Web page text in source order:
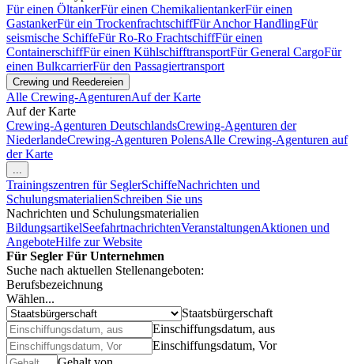
Für einen ÖltankerFür einen ChemikalientankerFür einen
GastankerFür ein TrockenfrachtschiffFür Anchor HandlingFür
seismische SchiffeFür Ro-Ro FrachtschiffFür einen
ContainerschiffFür einen KühlschifftransportFür General CargoFür
einen BulkcarrierFür den Passagiertransport
Crewing und Reedereien
Alle Crewing-AgenturenAuf der Karte
Auf der Karte
Crewing-Agenturen DeutschlandsCrewing-Agenturen der
NiederlandeCrewing-Agenturen PolensAlle Crewing-Agenturen auf
der Karte
...
Trainingszentren für SeglerSchiffeNachrichten und
SchulungsmaterialienSchreiben Sie uns
Nachrichten und Schulungsmaterialien
BildungsartikelSeefahrtnachrichtenVeranstaltungenAktionen und
AngeboteHilfe zur Website
Für Segler Für Unternehmen
Suche nach aktuellen Stellenangeboten:
Berufsbezeichnung
Wählen...
Staatsbürgerschaft
Einschiffungsdatum, aus
Einschiffungsdatum, Vor